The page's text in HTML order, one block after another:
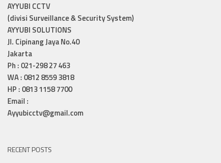
AYYUBI CCTV
(divisi Surveillance & Security System)
AYYUBI SOLUTIONS
Jl. Cipinang Jaya No.40
Jakarta
Ph : 021-298 27 463
WA : 0812 8559 3818
HP : 0813 1158 7700
Email :
Ayyubicctv@gmail.com
RECENT POSTS